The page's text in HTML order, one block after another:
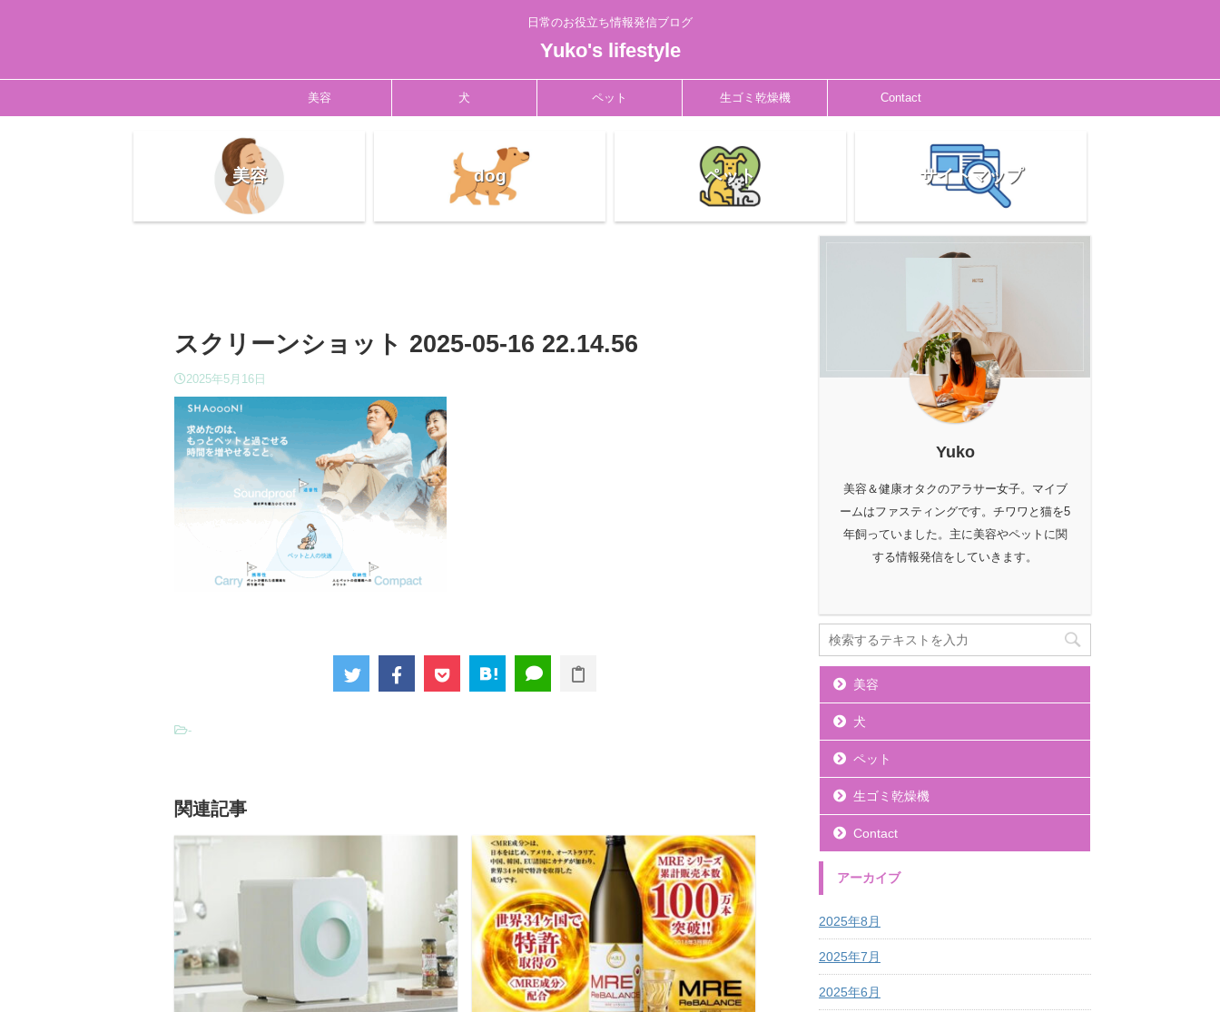
日常のお役立ち情報発信ブログ
Yuko's lifestyle
美容 犬 ペット 生ゴミ乾燥機 Contact
美容 dog ペット サイトマップ
スクリーンショット 2025-05-16 22.14.56
2025年5月16日
-
関連記事
Yuko
美容＆健康オタクのアラサー女子。マイブ
ームはファスティングです。チワワと猫を5
年飼っていました。主に美容やペットに関
する情報発信をしていきます。
美容
犬
ペット
生ゴミ乾燥機
Contact
アーカイブ
2025年8月
2025年7月
2025年6月